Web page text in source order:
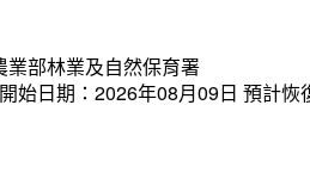
部林業及自然保育署
始日期：2026年08月09日 預計